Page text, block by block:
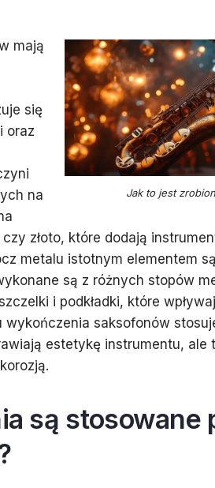
Jak to jest
mają
się
oraz
na
złoto, które dodają
metalu istotnym elementem
są z różnych stopów
i podkładki, które
saksofonów
estetykę instrumentu, ale
są stosowane